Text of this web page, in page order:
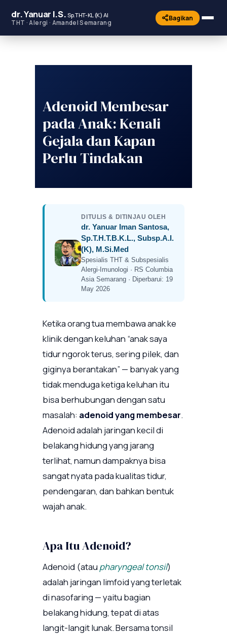
dr.Yanuar I.S.Sp.THT-KL (K) AI
THT · Alergi · Amandel Semarang
Bagikan
Adenoid Membesar
pada Anak: Kenali
Gejala dan Kapan
Perlu Tindakan
DITULIS & DITINJAU OLEH
dr. Yanuar Iman Santosa,
Sp.T.H.T.B.K.L., Subsp.A.I.
(K), M.Si.Med
Spesialis THT & Subspesialis
Alergi-Imunologi · RS Columbia
Asia Semarang · Diperbarui: 19
May 2026
Ketika orang tua membawa anak ke
klinik dengan keluhan “anak saya
tidur ngorok terus, sering pilek, dan
giginya berantakan” — banyak yang
tidak menduga ketiga keluhan itu
bisa berhubungan dengan satu
masalah: adenoid yang membesar.
Adenoid adalah jaringan kecil di
belakang hidung yang jarang
terlihat, namun dampaknya bisa
sangat nyata pada kualitas tidur,
pendengaran, dan bahkan bentuk
wajah anak.
Apa Itu Adenoid?
Adenoid (atau pharyngeal tonsil)
adalah jaringan limfoid yang terletak
di nasofaring — yaitu bagian
belakang hidung, tepat di atas
langit-langit lunak. Bersama tonsil